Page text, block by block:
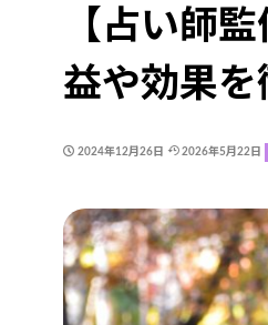
【占い師
益や効果を
2024年12月26日 2026年5月22日